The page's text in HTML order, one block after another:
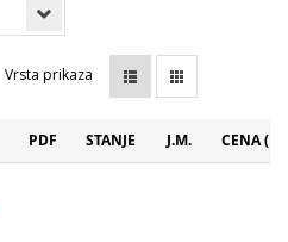
Vrsta prikaza
PDF STANJE J.M. CENA